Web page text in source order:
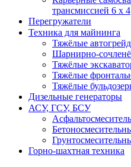
трансмиссией 6 х 4
Перегружатели
Техника для майнинга
Тяжёлые
Шарнирно-
Тяжёлые
Тяжёлые
Тяжёлые
Дизельные генераторы
АСУ, ГСУ, БСУ
Горно-шахтная техника